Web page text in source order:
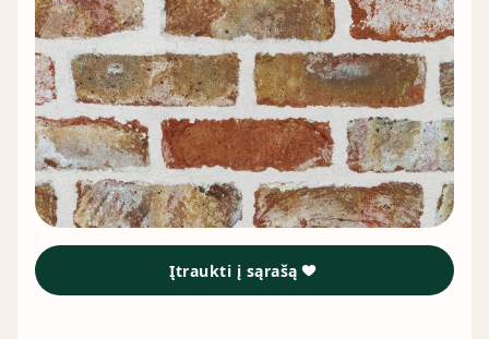
Įtraukti į sąrašą